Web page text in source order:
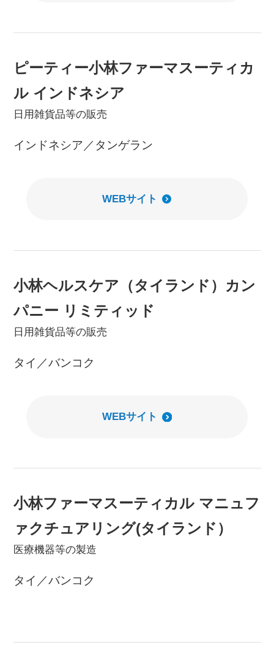
ピーティー小林ファーマスーティカ
ル インドネシア
日用雑貨品等の販売
インドネシア／タンゲラン
WEBサイト
小林ヘルスケア（タイランド）カン
パニー リミティッド
日用雑貨品等の販売
タイ／バンコク
WEBサイト
小林ファーマスーティカル マニュフ
ァクチュアリング(タイランド）
医療機器等の製造
タイ／バンコク